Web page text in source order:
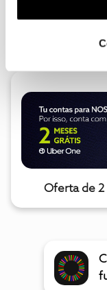
utilização dos
Oferta de 2